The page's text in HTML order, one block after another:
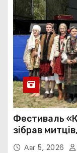
Фестиваль
зібрав
України
Авг 5, 2026